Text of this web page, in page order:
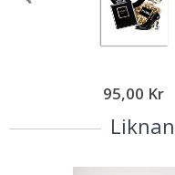
95,00 Kr